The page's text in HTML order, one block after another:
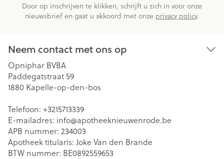
Door op inschrijven te klikken, schrijft u zich in voor onze
nieuwsbrief en gaat u akkoord met onze privacy policy.
Neem contact met ons op
Opniphar BVBA
Paddegatstraat 59
1880 Kapelle-op-den-bos
Telefoon: +3215713339
E-mailadres: info@apotheeknieuwenrode.be
APB nummer: 234003
Apotheek titularis: Joke Van den Brande
BTW nummer: BE0892559653